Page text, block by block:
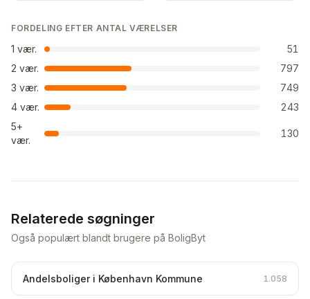
FORDELING EFTER ANTAL VÆRELSER
1 vær.
51
2 vær.
797
3 vær.
749
4 vær.
243
5+
vær.
130
Relaterede søgninger
Også populært blandt brugere på BoligByt
Andelsboliger i København Kommune 1.058